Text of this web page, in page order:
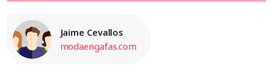
Jaime Cevallos
modaengafas.com